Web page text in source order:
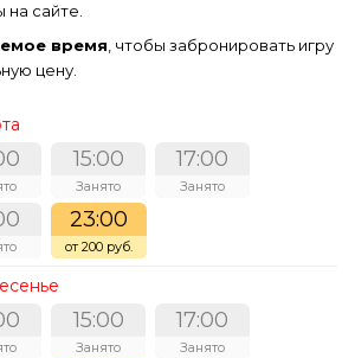
сайте.
время , чтобы забронировать игру
цену.
15:00
Занято
17:00
Занято
23:00
от 200 руб.
15:00
Занято
17:00
Занято